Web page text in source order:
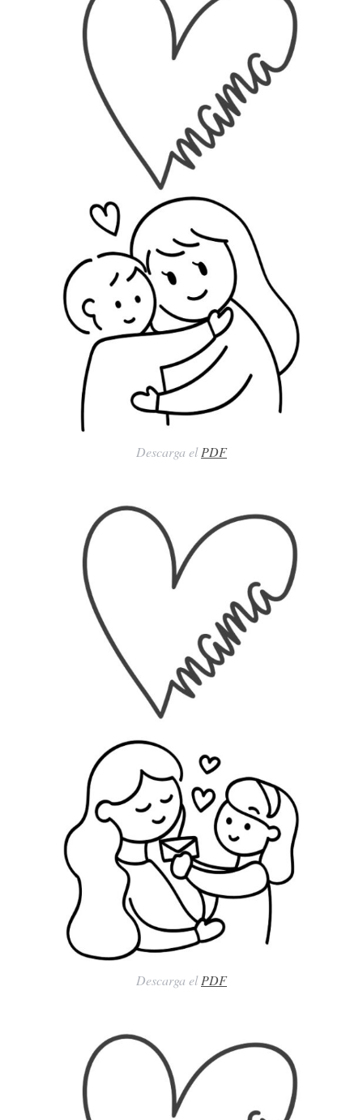
Descarga elPDF
Descarga elPDF